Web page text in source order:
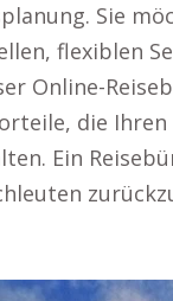
Sie
flexiblen
Online-
die Ihren
Ein